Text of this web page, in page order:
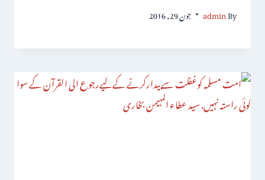
By
admin جون 29, 2016